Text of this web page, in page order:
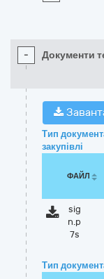
- Документи
Тип
закупівлі
ФАЙЛ
sig
n.p
7s
Тип